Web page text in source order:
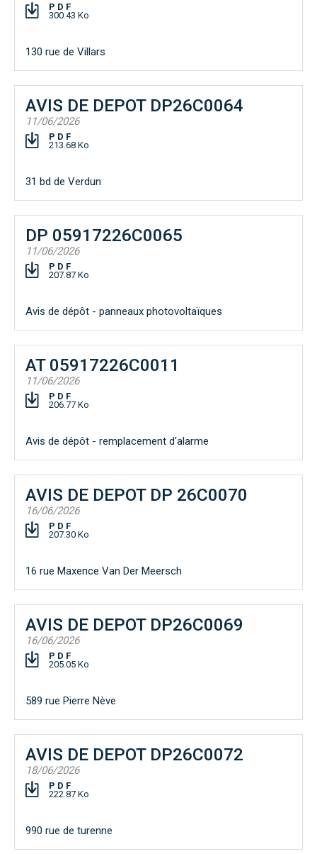
PDF
300.43 Ko
130 rue de Villars
AVIS DE DEPOT DP26C0064
11/06/2026
PDF
213.68 Ko
31 bd de Verdun
DP 05917226C0065
11/06/2026
PDF
207.87 Ko
Avis de dépôt - panneaux photovoltaïques
AT 05917226C0011
11/06/2026
PDF
206.77 Ko
Avis de dépôt - remplacement d'alarme
AVIS DE DEPOT DP 26C0070
16/06/2026
PDF
207.30 Ko
16 rue Maxence Van Der Meersch
AVIS DE DEPOT DP26C0069
16/06/2026
PDF
205.05 Ko
589 rue Pierre Nève
AVIS DE DEPOT DP26C0072
18/06/2026
PDF
222.87 Ko
990 rue de turenne